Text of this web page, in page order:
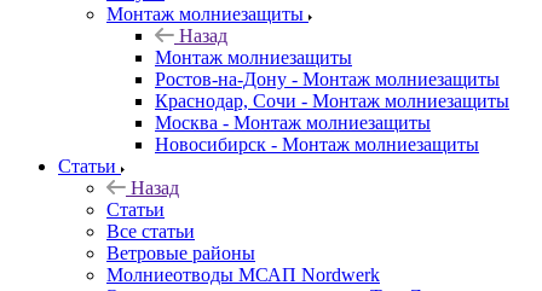
Монтаж молниезащиты
Назад
Монтаж молниезащиты
Ростов-на-Дону - Монтаж молниезащиты
Краснодар, Сочи - Монтаж молниезащиты
Москва - Монтаж молниезащиты
Новосибирск - Монтаж молниезащиты
Статьи
Назад
Статьи
Все статьи
Ветровые районы
Молниеотводы МСАП Nordwerk